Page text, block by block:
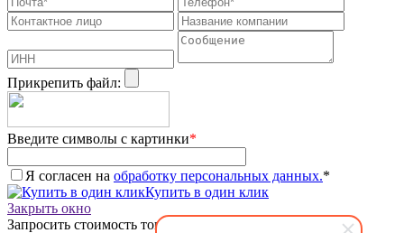
Прикрепить файл:
Введите символы с картинки*
Я согласен на обработку персональных данных.*
Купить в один клик
Закрыть окно
Запросить стоимость товара